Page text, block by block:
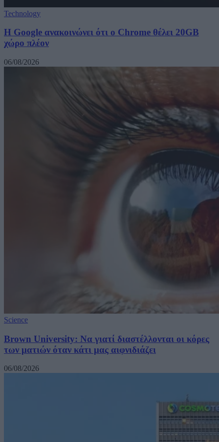
Technology
Η Google ανακοινώνει ότι ο Chrome θέλει 20GB
χώρο πλέον
06/08/2026
Science
Brown University: Να γιατί διαστέλλονται οι κόρες
των ματιών όταν κάτι μας αιφνιδιάζει
06/08/2026